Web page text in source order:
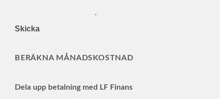
Skicka
BERÄKNA MÅNADSKOSTNAD
Dela upp betalning med LF Finans